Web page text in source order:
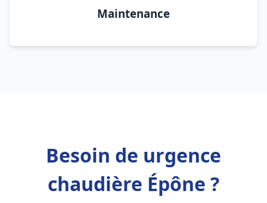
Maintenance
Besoin de urgence
chaudière Épône ?